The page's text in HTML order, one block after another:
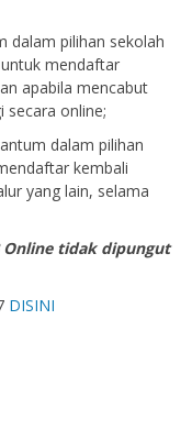
dalam pilihan sekolah
mendaftar
apabila mencabut
secara online;
dalam pilihan
kembali
yang lain, selama
Online tidak dipungut
DISINI